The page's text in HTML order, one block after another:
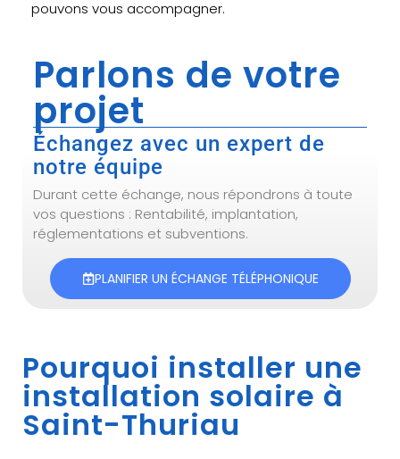
pouvons vous accompagner.
Parlons de votre
projet
Échangez avec un expert de
notre équipe
Durant cette échange, nous répondrons à toute
vos questions : Rentabilité, implantation,
réglementations et subventions.
PLANIFIER UN ÉCHANGE TÉLÉPHONIQUE
Pourquoi installer une
installation solaire à
Saint-Thuriau